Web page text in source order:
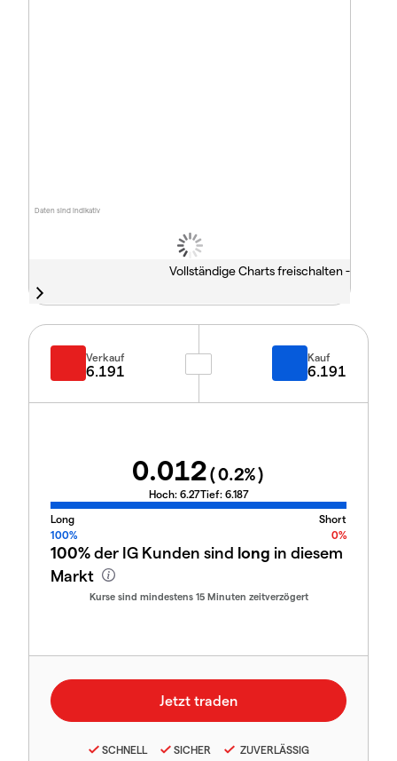
Daten sind indikativ
Vollständige Charts freischalten -
Verkauf
6.191
Kauf
6.191
0.012(0.2%)
Hoch: 6.27Tief: 6.187
Long
Short
100%
0%
100%der IG Kunden sind long in diesem
Markt
Kurse sind mindestens 15 Minuten zeitverzögert
SCHNELL SICHER ZUVERLÄSSIG